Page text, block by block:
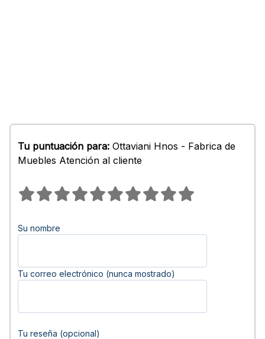
Tu puntuación para: Ottaviani Hnos - Fabrica de
Muebles Atención al cliente
Su nombre
Tu correo electrónico (nunca mostrado)
Tu reseña (opcional)